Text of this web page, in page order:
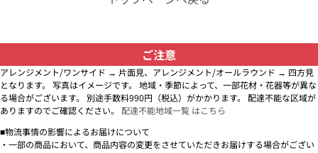
ご注意
アレンジメント/ワンサイド → 片面見、アレンジメント/オールラウンド → 四方見
となります。 写真はイメージです。 地域・季節によって、一部花材・花器等が異な
る場合がございます。 別途手数料990円（税込）がかかります。 配達不能な区域が
ありますのでご確認ください。 配達不能地域一覧 はこちら
■物流事情の影響によるお届けについて
・一部の商品において、商品内容の変更をさせていただきお届けする場合がござい